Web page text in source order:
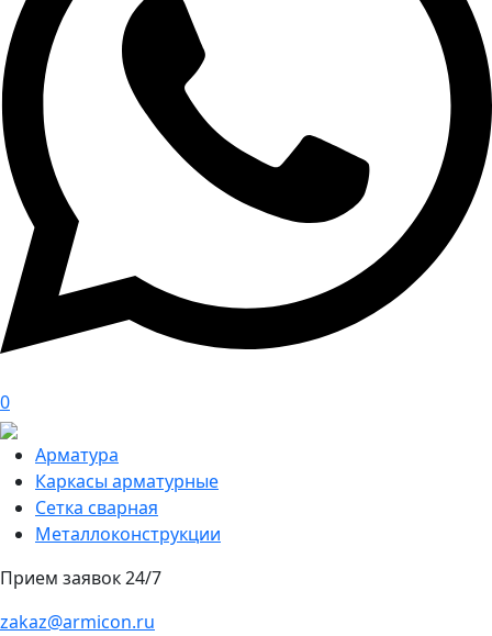
0
Арматура
Каркасы арматурные
Сетка сварная
Металлоконструкции
Прием заявок 24/7
zakaz@armicon.ru